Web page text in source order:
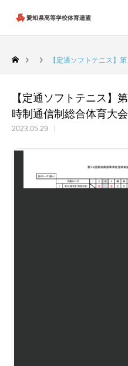
【定通ソフトテニス】第７４
【定通ソフトテニス】
時制通信制総合体育大
2023.05.29